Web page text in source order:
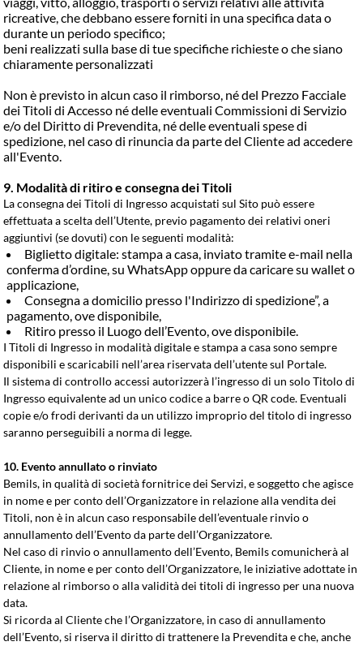
ricreative, che debbano essere forniti in una specifica data o
durante un periodo specifico;
beni realizzati sulla base di tue specifiche richieste o che siano
chiaramente personalizzati
Non è previsto in alcun caso il rimborso, né del Prezzo Facciale
dei Titoli di Accesso né delle eventuali Commissioni di Servizio
e/o del Diritto di Prevendita, né delle eventuali spese di
spedizione, nel caso di rinuncia da parte del Cliente ad accedere
all'Evento.
9. Modalità di ritiro e consegna dei Titoli
La consegna dei Titoli di Ingresso acquistati sul Sito può essere
effettuata a scelta dell’Utente, previo pagamento dei relativi oneri
aggiuntivi (se dovuti) con le seguenti modalità:
Biglietto digitale: stampa a casa, inviato tramite e-mail nella
conferma d’ordine, su WhatsApp oppure da caricare su wallet o
applicazione,
Consegna a domicilio presso l'Indirizzo di spedizione”, a
pagamento, ove disponibile,
Ritiro presso il Luogo dell’Evento, ove disponibile.
I Titoli di Ingresso in modalità digitale e stampa a casa sono sempre
disponibili e scaricabili nell’area riservata dell’utente sul Portale.
Il sistema di controllo accessi autorizzerà l’ingresso di un solo Titolo di
Ingresso equivalente ad un unico codice a barre o QR code. Eventuali
copie e/o frodi derivanti da un utilizzo improprio del titolo di ingresso
saranno perseguibili a norma di legge.
10. Evento annullato o rinviato
Bemils, in qualità di società fornitrice dei Servizi, e soggetto che agisce
in nome e per conto dell’Organizzatore in relazione alla vendita dei
Titoli, non è in alcun caso responsabile dell’eventuale rinvio o
annullamento dell’Evento da parte dell’Organizzatore.
Nel caso di rinvio o annullamento dell’Evento, Bemils comunicherà al
Cliente, in nome e per conto dell’Organizzatore, le iniziative adottate in
relazione al rimborso o alla validità dei titoli di ingresso per una nuova
data.
Si ricorda al Cliente che l’Organizzatore, in caso di annullamento
dell’Evento, si riserva il diritto di trattenere la Prevendita e che, anche